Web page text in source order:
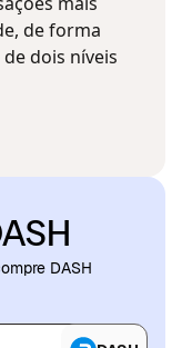
de forma
dois níveis
DASH